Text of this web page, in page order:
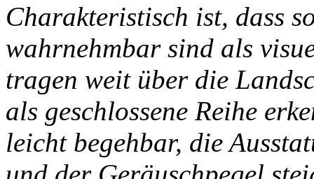
Charakteristisch ist, dass
wahrnehmbar sind als
tragen weit über die
als geschlossene Reihe
leicht begehbar, die